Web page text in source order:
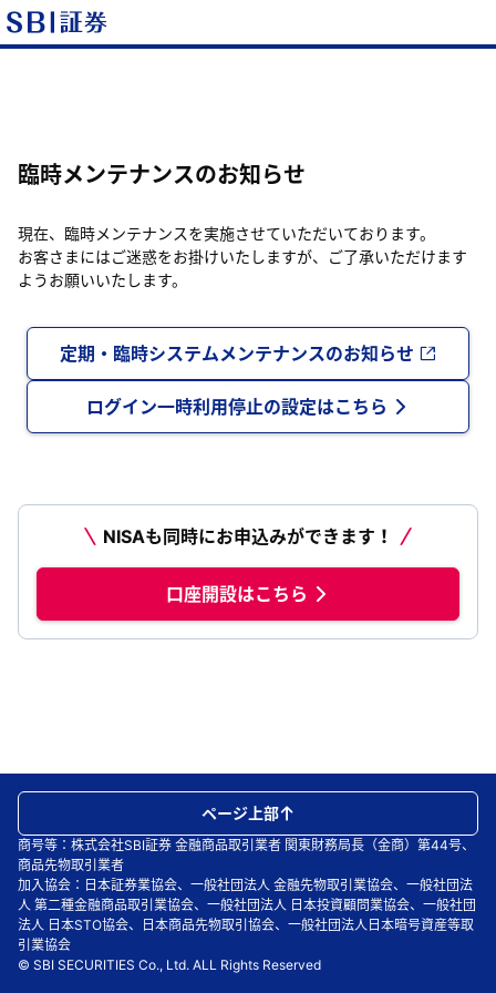
臨時メンテナンスのお知らせ
現在、臨時メンテナンスを実施させていただいております。
お客さまにはご迷惑をお掛けいたしますが、ご了承いただけます
ようお願いいたします。
定期・臨時システムメンテナンスのお知らせ
ログイン一時利用停止の設定はこちら
NISAも同時にお申込みができます！
口座開設はこちら
商号等：株式会社SBI証券 金融商品取引業者 関東財務局長（金商）第44号、
商品先物取引業者
加入協会：日本証券業協会、一般社団法人 金融先物取引業協会、一般社団法
人 第二種金融商品取引業協会、一般社団法人 日本投資顧問業協会、一般社団
法人 日本STO協会、日本商品先物取引協会、一般社団法人日本暗号資産等取
引業協会
© SBI SECURITIES Co., Ltd. ALL Rights Reserved
ページ上部